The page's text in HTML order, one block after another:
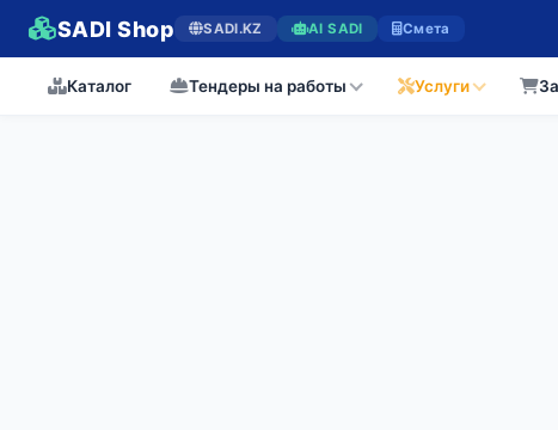
SADI Shop SADI.KZ AI SADI Смета
Каталог Тендеры на работы Услуги